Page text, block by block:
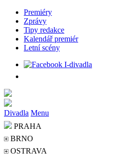
Premiéry
Zprávy
Tipy redakce
Kalendář premiér
Letní scény
Divadla Menu
PRAHA
BRNO
OSTRAVA